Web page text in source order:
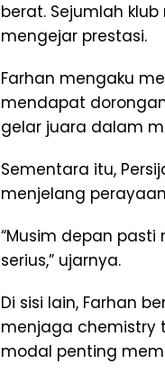
berat. Sejumlah
mengejar prestasi.
Farhan mengaku
mendapat
gelar juara dalam
Sementara itu,
menjelang
“Musim depan
serius,” ujarnya.
Di sisi lain, Farhan
menjaga chemistry
modal penting